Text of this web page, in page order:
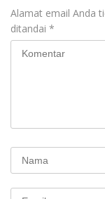
Alamat email Anda
ditandai *